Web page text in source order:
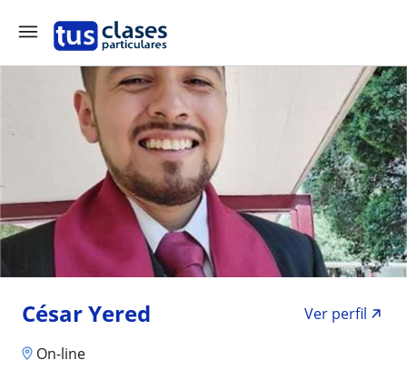
César Yered
Ver perfil
On-line